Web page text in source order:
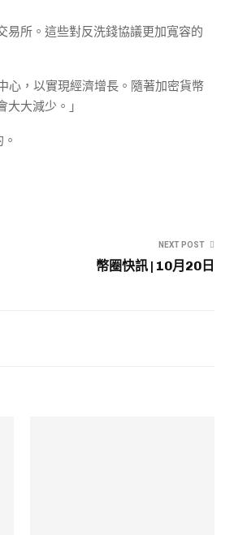
易所。這些對反洗錢協議更加寬容的
心，以實現經濟增長。隨著加密貨幣
大減少。」
NEXT POST
幣圈快訊 | 10月20日